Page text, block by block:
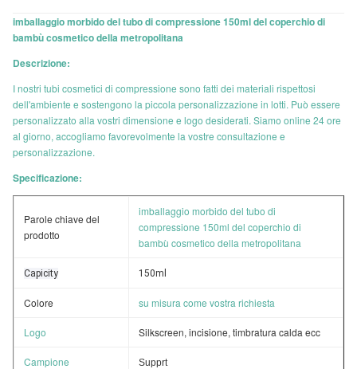
imballaggio morbido del tubo di compressione 150ml del coperchio di
bambù cosmetico della metropolitana
Descrizione:
I nostri tubi cosmetici di compressione sono fatti dei materiali rispettosi
dell'ambiente e sostengono la piccola personalizzazione in lotti. Può essere
personalizzato alla vostri dimensione e logo desiderati. Siamo online 24 ore
al giorno, accogliamo favorevolmente la vostre consultazione e
personalizzazione.
Specificazione:
Parole chiave del
prodotto
imballaggio morbido del tubo di
compressione 150ml del coperchio di
bambù cosmetico della metropolitana
Capicity 150ml
Colore su misura come vostra richiesta
Logo Silkscreen, incisione, timbratura calda ecc
Campione Supprt